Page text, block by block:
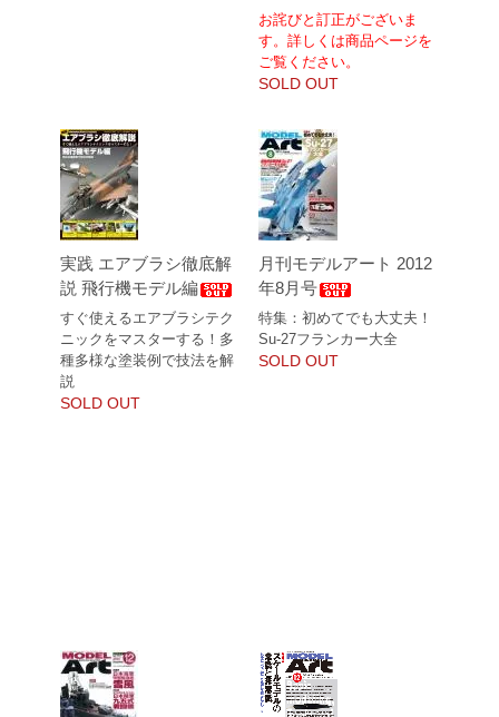
お詫びと訂正がございま
す。詳しくは商品ページを
ご覧ください。
SOLD OUT
実践 エアブラシ徹底解
説 飛行機モデル編
すぐ使えるエアブラシテク
ニックをマスターする！多
種多様な塗装例で技法を解
説
SOLD OUT
月刊モデルアート 2012
年8月号
特集：初めてでも大丈夫！
Su-27フランカー大全
SOLD OUT